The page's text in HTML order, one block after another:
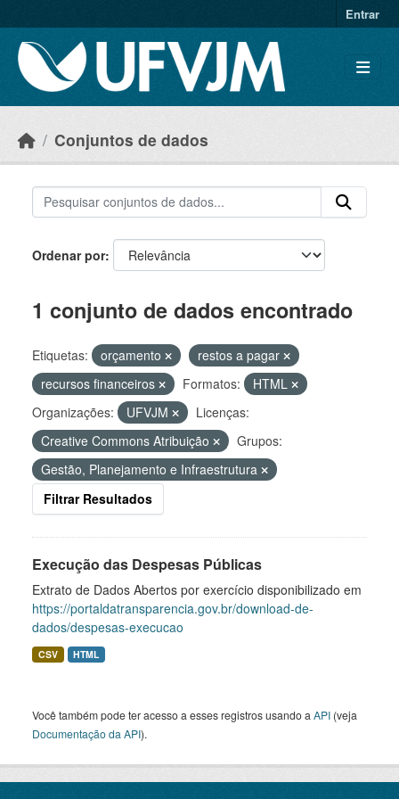
Entrar
Conjuntos de dados
Ordenar por
1 conjunto de dados encontrado
Etiquetas: orçamento
restos a pagar
recursos financeiros
Formatos:
HTML
Organizações:
UFVJM
Licenças:
Creative Commons Atribuição
Grupos:
Gestão, Planejamento e Infraestrutura
Filtrar Resultados
Execução das Despesas Públicas
Extrato de Dados Abertos por exercício disponibilizado em
https://portaldatransparencia.gov.br/download-de-
dados/despesas-execucao
CSV HTML
Você também pode ter acesso a esses registros usando a API (veja
Documentação da API).